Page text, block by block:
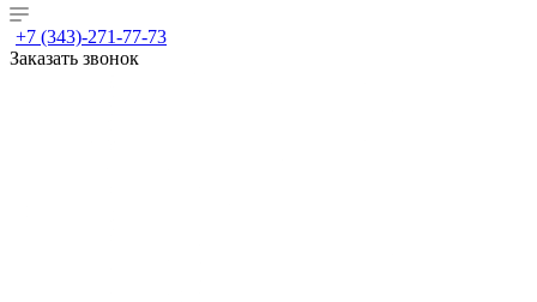
+7 (343)-271-77-73
Заказать звонок